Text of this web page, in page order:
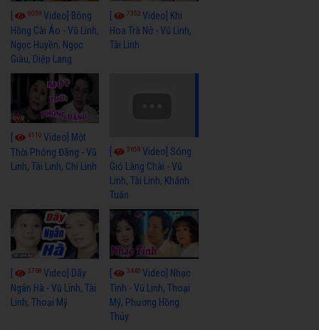
9059 Video] Bông
Hồng Cài Áo - Vũ Linh,
Ngọc Huyền, Ngọc
Giàu, Diệp Lang
7352Video] Khi
Hoa Trà Nở - Vũ Linh,
Tài Linh
4110 Video] Một
Thời Phóng Đãng - Vũ
Linh, Tài Linh, Chí Linh
3659Video] Sóng
Gió Làng Chài - Vũ
Linh, Tài Linh, Khánh
Tuấn
3768 Video] Dãy
Ngân Hà - Vũ Linh, Tài
Linh, Thoại Mỹ
3440Video] Nhạc
Tình - Vũ Linh, Thoại
Mỹ, Phương Hồng
Thủy